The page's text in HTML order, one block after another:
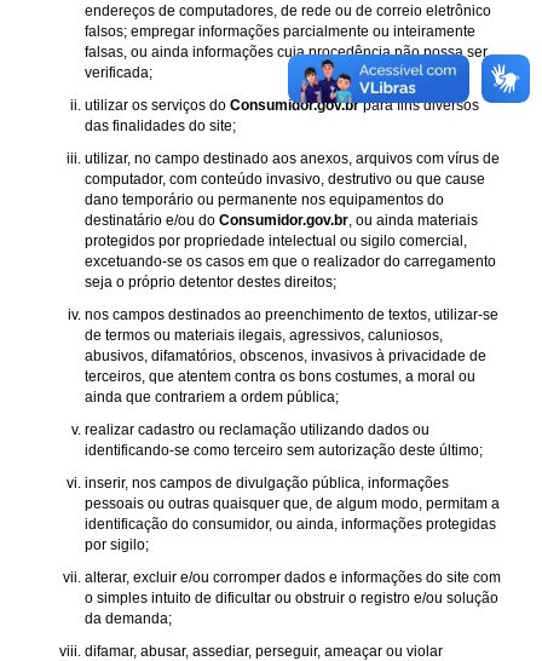
endereços de computadores, de rede ou de correio eletrônico
falsos; empregar informações parcialmente ou inteiramente
falsas, ou ainda informações cuja procedência não possa ser
verificada;
utilizar os serviços do Consumidor.gov.brpara fins diversos
das finalidades do site;
utilizar, no campo destinado aos anexos, arquivos com vírus de
computador, com conteúdo invasivo, destrutivo ou que cause
dano temporário ou permanente nos equipamentos do
destinatário e/ou do Consumidor.gov.br , ou ainda materiais
protegidos por propriedade intelectual ou sigilo comercial,
excetuando-se os casos em que o realizador do carregamento
seja o próprio detentor destes direitos;
nos campos destinados ao preenchimento de textos, utilizar-se
de termos ou materiais ilegais, agressivos, caluniosos,
abusivos, difamatórios, obscenos, invasivos à privacidade de
terceiros, que atentem contra os bons costumes, a moral ou
ainda que contrariem a ordem pública;
realizar cadastro ou reclamação utilizando dados ou
identificando-se como terceiro sem autorização deste último;
inserir, nos campos de divulgação pública, informações
pessoais ou outras quaisquer que, de algum modo, permitam a
identificação do consumidor, ou ainda, informações protegidas
por sigilo;
alterar, excluir e/ou corromper dados e informações do site com
o simples intuito de dificultar ou obstruir o registro e/ou solução
da demanda;
difamar, abusar, assediar, perseguir, ameaçar ou violar